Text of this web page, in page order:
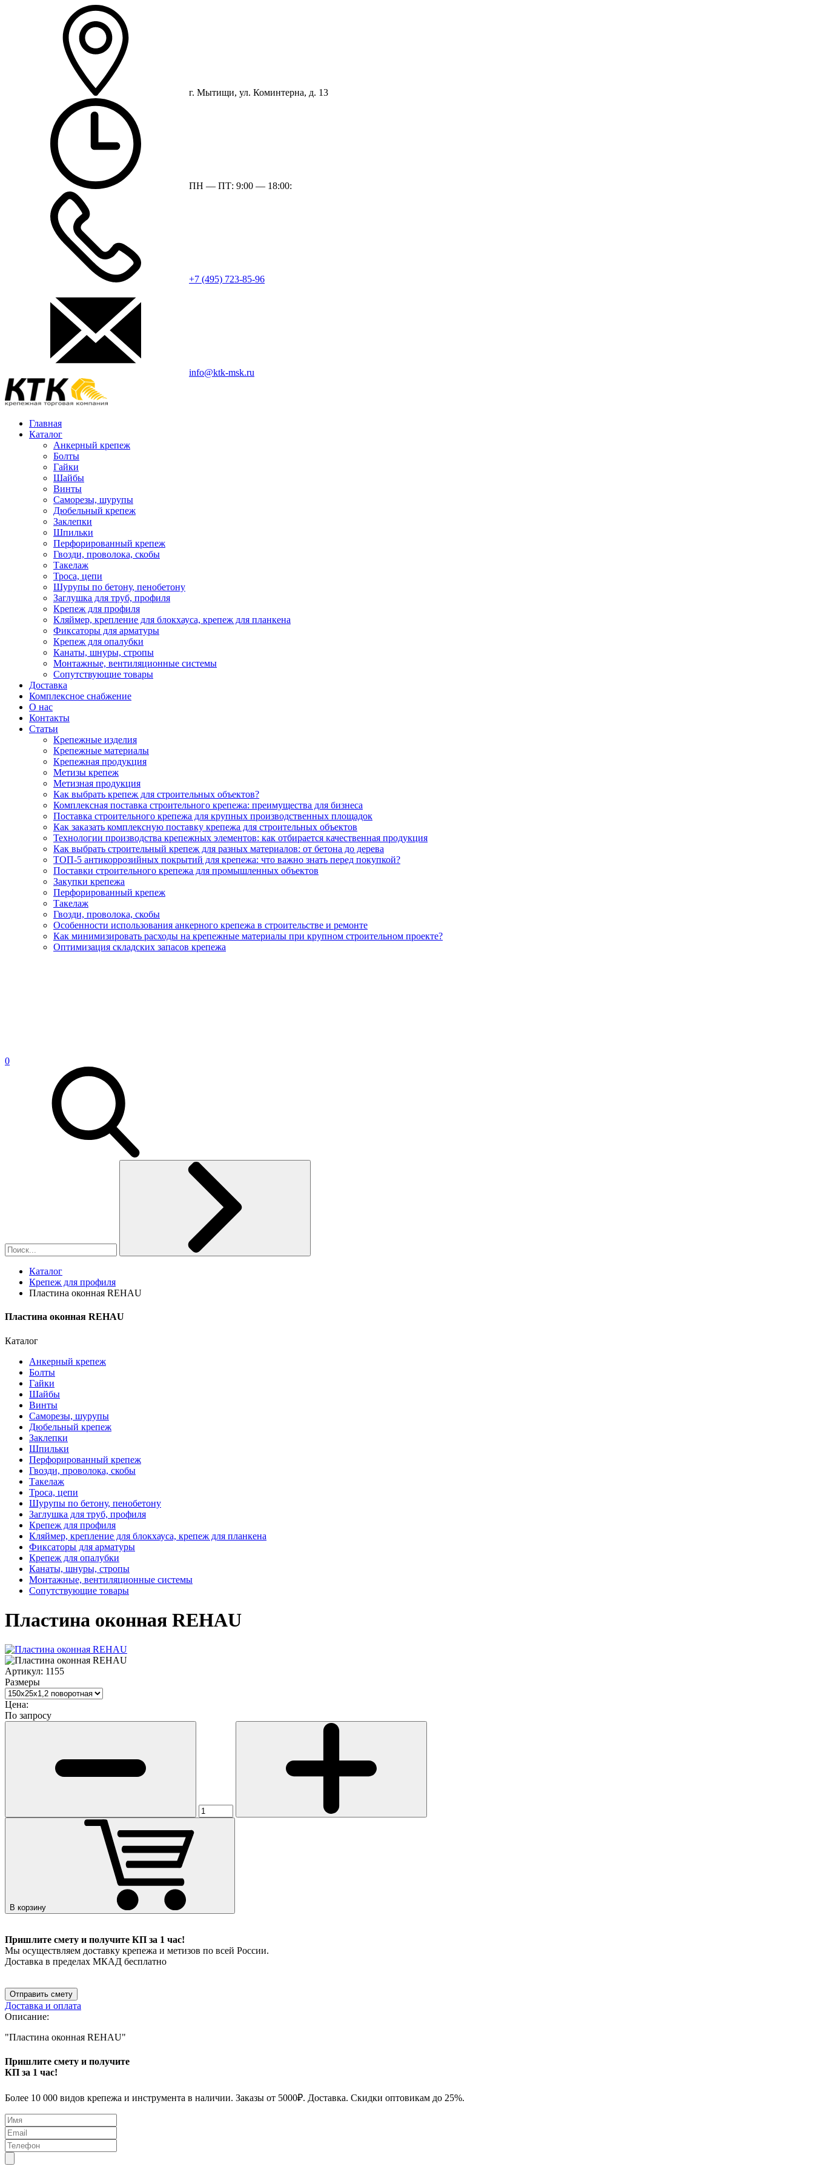
г. Мытищи, ул. Коминтерна, д. 13
ПН — ПТ: 9:00 — 18:00:
+7 (495) 723-85-96
info@ktk-msk.ru
Главная
Каталог
Анкерный крепеж
Болты
Гайки
Шайбы
Винты
Саморезы, шурупы
Дюбельный крепеж
Заклепки
Шпильки
Перфорированный крепеж
Гвозди, проволока, скобы
Такелаж
Троса, цепи
Шурупы по бетону, пенобетону
Заглушка для труб, профиля
Крепеж для профиля
Кляймер, крепление для блокхауса, крепеж для планкена
Фиксаторы для арматуры
Крепеж для опалубки
Канаты, шнуры, стропы
Монтажные, вентиляционные системы
Сопутствующие товары
Доставка
Комплексное снабжение
О нас
Контакты
Статьи
Крепежные изделия
Крепежные материалы
Крепежная продукция
Метизы крепеж
Метизная продукция
Как выбрать крепеж для строительных объектов?
Комплексная поставка строительного крепежа: преимущества для бизнеса
Поставка строительного крепежа для крупных производственных площадок
Как заказать комплексную поставку крепежа для строительных объектов
Технологии производства крепежных элементов: как отбирается качественная продукция
Как выбрать строительный крепеж для разных материалов: от бетона до дерева
ТОП-5 антикоррозийных покрытий для крепежа: что важно знать перед покупкой?
Поставки строительного крепежа для промышленных объектов
Закупки крепежа
Перфорированный крепеж
Такелаж
Гвозди, проволока, скобы
Особенности использования анкерного крепежа в строительстве и ремонте
Как минимизировать расходы на крепежные материалы при крупном строительном проекте?
Оптимизация складских запасов крепежа
0
Каталог
Крепеж для профиля
Пластина оконная REHAU
Пластина оконная REHAU
Каталог
Анкерный крепеж
Болты
Гайки
Шайбы
Винты
Саморезы, шурупы
Дюбельный крепеж
Заклепки
Шпильки
Перфорированный крепеж
Гвозди, проволока, скобы
Такелаж
Троса, цепи
Шурупы по бетону, пенобетону
Заглушка для труб, профиля
Крепеж для профиля
Кляймер, крепление для блокхауса, крепеж для планкена
Фиксаторы для арматуры
Крепеж для опалубки
Канаты, шнуры, стропы
Монтажные, вентиляционные системы
Сопутствующие товары
Пластина оконная REHAU
Артикул: 1155
Размеры
Цена:
По запросу
В корзину
Пришлите смету и получите КП за 1 час!
Мы осуществляем доставку крепежа и метизов по всей России.
Доставка в пределах МКАД бесплатно
Отправить смету
Доставка и оплата
Описание:
"Пластина оконная REHAU"
Пришлите смету и получите
КП за 1 час!
Более 10 000 видов крепежа и инструмента в наличии. Заказы от 5000₽. Доставка. Скидки оптовикам до 25%.